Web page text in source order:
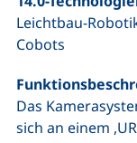
Leichtbau-
Cobots
Das
sich an einem ,UR